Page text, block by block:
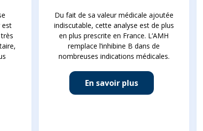
est
Du fait de sa valeur médicale ajoutée
indiscutable, cette analyse est de plus
en plus prescrite en France. L’AMH
remplace l’inhibine B dans de
nombreuses indications médicales.
En savoir plus